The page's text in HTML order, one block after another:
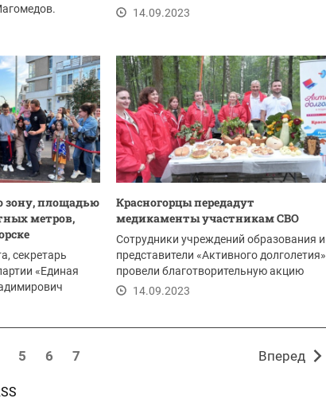
"Наш лес. Посади своё...
14.09.2023
зону, площадью
метров,
секретарь
«Единая
Красногорцы передадут
медикаменты участникам СВО
Сотрудники учреждений образования и
представители «Активного долголетия»
провели благотворительную акцию
«Фестиваль...
14.09.2023
5 6 7 Вперед